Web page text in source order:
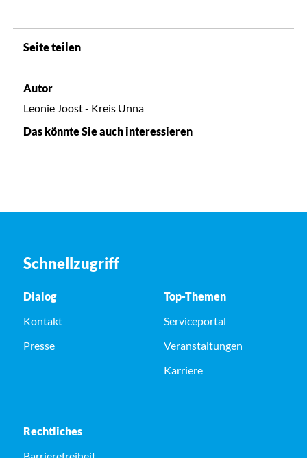
Seite teilen
Autor
Leonie Joost - Kreis Unna
Das könnte Sie auch interessieren
Schnellzugriff
Dialog
Kontakt
Presse
Top-Themen
Serviceportal
Veranstaltungen
Karriere
Rechtliches